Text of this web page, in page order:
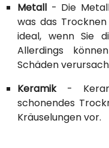
Metall - Die
was das
ideal, wenn Sie
Allerdings
Schäden
Keramik-
schonendes
Kräuselungen vor.